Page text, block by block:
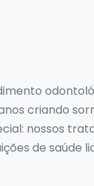
criando
nossos
de saúde